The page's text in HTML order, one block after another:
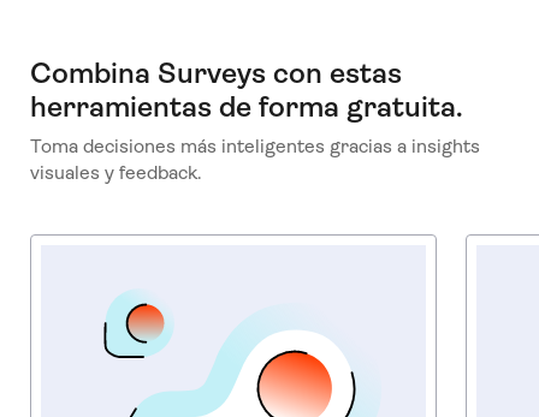
Combina Surveys con estas
herramientas de forma gratuita.
Toma decisiones más inteligentes gracias a insights
visuales y feedback.